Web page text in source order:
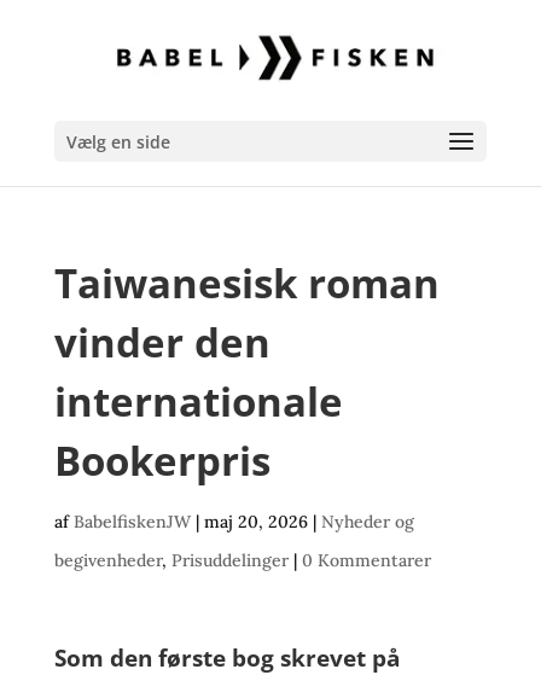
Vælg en side
Taiwanesisk roman
vinder den
internationale
Bookerpris
afBabelfiskenJW| maj 20, 2026| Nyheder og
begivenheder, Prisuddelinger| 0 Kommentarer
Som den første bog skrevet på